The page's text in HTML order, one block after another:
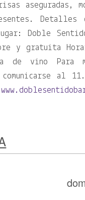
aseguradas,
Detalles
Doble
y gratuita
de vino Para
comunicarse al